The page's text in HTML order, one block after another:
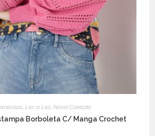
Lez a Lez, Nova Coleção
Borboleta C/ Manga Crochet